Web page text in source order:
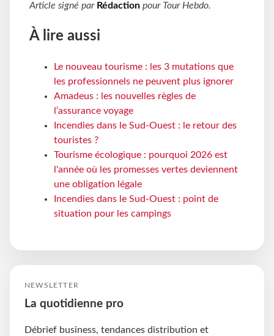
Article signé par Rédaction pour Tour Hebdo.
À lire aussi
Le nouveau tourisme : les 3 mutations que
les professionnels ne peuvent plus ignorer
Amadeus : les nouvelles règles de
l’assurance voyage
Incendies dans le Sud-Ouest : le retour des
touristes ?
Tourisme écologique : pourquoi 2026 est
l'année où les promesses vertes deviennent
une obligation légale
Incendies dans le Sud-Ouest : point de
situation pour les campings
NEWSLETTER
La quotidienne pro
Débrief business, tendances distribution et